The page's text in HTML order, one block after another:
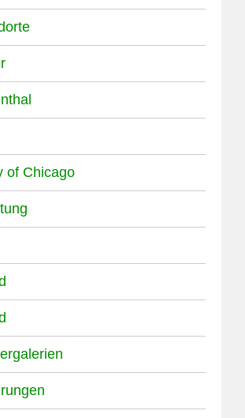
of Chicago